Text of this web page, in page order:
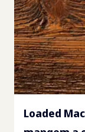
Loaded